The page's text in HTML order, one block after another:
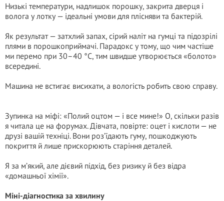
Низькі температури, надлишок порошку, закрита дверця і
волога у лотку — ідеальні умови для плісняви та бактерій.
Як результат — затхлий запах, сірий наліт на гумці та підозрілі
плями в порошкоприймачі. Парадокс у тому, що чим частіше
ми перемо при 30–40 °C, тим швидше утворюється «болото»
всередині.
Машина не встигає висихати, а вологість робить свою справу.
Зупинка на міфі: «Полий оцтом — і все мине!» О, скільки разів
я читала це на форумах. Дівчата, повірте: оцет і кислоти — не
друзі вашій техніці. Вони роз’їдають гуму, пошкоджують
покриття й лише прискорюють старіння деталей.
Я за м’який, але дієвий підхід, без ризику й без відра
«домашньої хімії».
Міні-діагностика за хвилину